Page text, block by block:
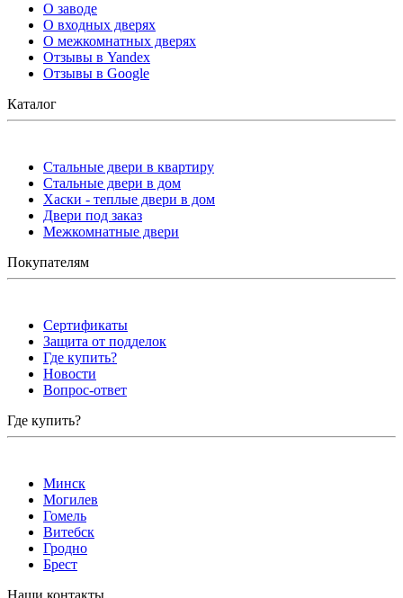
О заводе
О входных дверях
О межкомнатных дверях
Отзывы в Yandex
Отзывы в Google
Каталог
Стальные двери в квартиру
Стальные двери в дом
Хаски - теплые двери в дом
Двери под заказ
Межкомнатные двери
Покупателям
Сертификаты
Защита от подделок
Где купить?
Новости
Вопрос-ответ
Где купить?
Минск
Могилев
Гомель
Витебск
Гродно
Брест
Наши контакты